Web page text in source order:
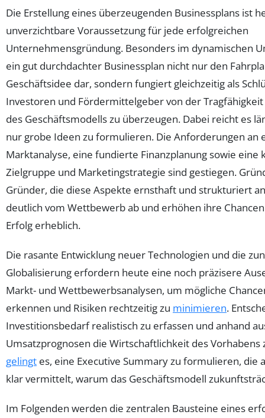
Die Erstellung eines überzeugenden Businessplans ist
unverzichtbare Voraussetzung für jede erfolgreichen
Unternehmensgründung. Besonders im dynamischen
ein gut durchdachter Businessplan nicht nur den
Geschäftsidee dar, sondern fungiert gleichzeitig als
Investoren und Fördermittelgeber von der
des Geschäftsmodells zu überzeugen. Dabei reicht es
nur grobe Ideen zu formulieren. Die Anforderungen an
Marktanalyse, eine fundierte Finanzplanung sowie eine
Zielgruppe und Marketingstrategie sind gestiegen.
Gründer, die diese Aspekte ernsthaft und strukturiert
deutlich vom Wettbewerb ab und erhöhen ihre
Erfolg erheblich.
Die rasante Entwicklung neuer Technologien und die
Globalisierung erfordern heute eine noch präzisere
Markt- und Wettbewerbsanalysen, um mögliche
erkennen und Risiken rechtzeitig zu minimieren.
Investitionsbedarf realistisch zu erfassen und anhand
Umsatzprognosen die Wirtschaftlichkeit des Vorhabens
gelingt es, eine Executive Summary zu formulieren, die
klar vermittelt, warum das Geschäftsmodell
Im Folgenden werden die zentralen Bausteine eines